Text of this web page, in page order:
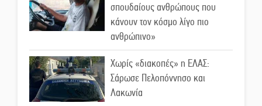
σπουδαίους ανθρώπους που
κάνουν τον κόσμο λίγο πιο
ανθρώπινο»
Χωρίς «διακοπές» η ΕΛΑΣ:
Σάρωσε Πελοπόννησο και
Λακωνία